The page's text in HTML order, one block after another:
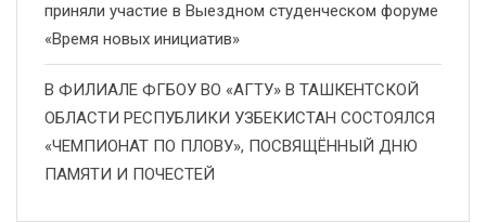
приняли участие в Выездном студенческом форуме
«Время новых инициатив»
В ФИЛИАЛЕ ФГБОУ ВО «АГТУ» В ТАШКЕНТСКОЙ
ОБЛАСТИ РЕСПУБЛИКИ УЗБЕКИСТАН СОСТОЯЛСЯ
«ЧЕМПИОНАТ ПО ПЛОВУ», ПОСВЯЩЁННЫЙ ДНЮ
ПАМЯТИ И ПОЧЕСТЕЙ